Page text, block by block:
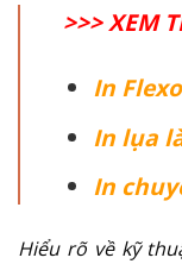
>>> XEM
In
In lụa
In
Hiểu rõ về kỹ